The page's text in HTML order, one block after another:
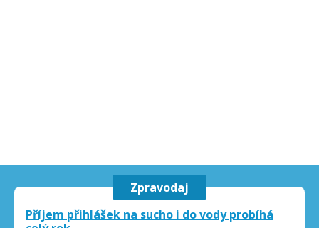
Zpravodaj
Příjem přihlášek na sucho i do vody probíhá